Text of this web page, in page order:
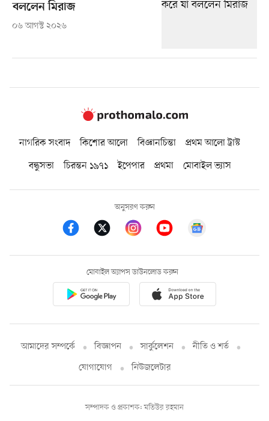
বললেন মিরাজ
০৬ আগস্ট ২০২৬
নাগরিক সংবাদ কিশোর আলো বিজ্ঞানচিন্তা
প্রথম আলো ট্রাস্ট
বন্ধুসভা
চিরন্তন ১৯৭১ ইপেপার প্রথমা মোবাইল ভ্যাস
অনুসরণ করুন
মোবাইল অ্যাপস ডাউনলোড করুন
আমাদের সম্পর্কে বিজ্ঞাপন সার্কুলেশন
নীতি ও শর্ত
যোগাযোগ
নিউজলেটার
সম্পাদক ও প্রকাশক: মতিউর রহমান